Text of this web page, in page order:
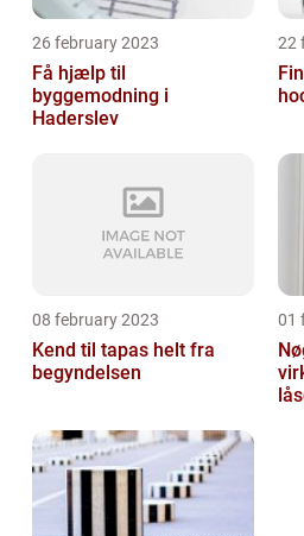
26 february 2023
Få hjælp til
byggemodning i
Haderslev
22
08 february 2023
Kend til tapas helt fra
begyndelsen
01